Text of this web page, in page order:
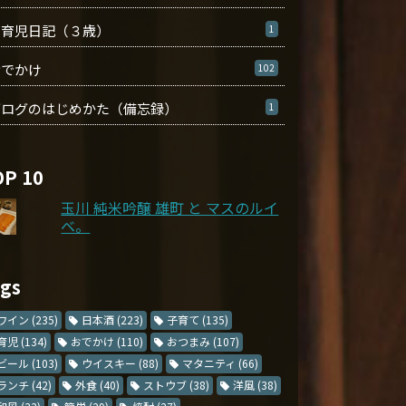
日記（３歳） 1
かけ 102
グのはじめかた（備忘録） 1
10
玉川 純米吟醸 雄町 と マスのルイ
ベ。
イン (235) 日本酒 (223) 子育て (135)
児 (134) おでかけ (110) おつまみ (107)
ール (103) ウイスキー (88) マタニティ (66)
ンチ (42) 外食 (40) ストウブ (38) 洋風 (38)